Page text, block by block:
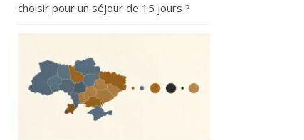
choisir pour un séjour de 15 jours ?